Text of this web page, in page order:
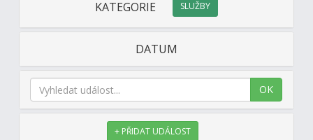
KATEGORIE SLUŽBY
DATUM
OK
+ PŘIDAT UDÁLOST